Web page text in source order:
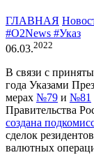
ГЛАВНАЯ
#O2News #Указ
06.03.2022
В связи с
года Указами
мерах №79 и №81
Правительства
создана
сделок
валютных